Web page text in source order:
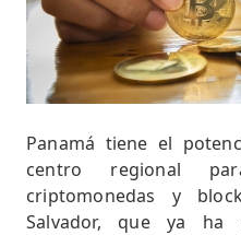
Panamá tiene el
centro regional
criptomonedas y
Salvador, que ya ha